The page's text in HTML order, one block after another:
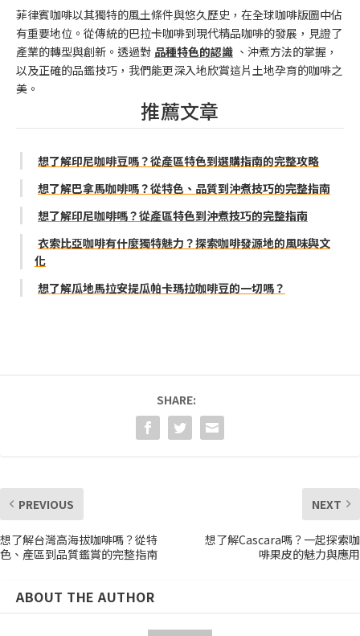
菲律賓咖啡以其獨特的風土條件與悠久歷史，在全球咖啡版圖中佔
有重要地位。從傳統的巴拉卡咖啡到現代精品咖啡的發展，見證了
產業的轉型與創新。透過對 品種特色的認識 、沖煮方法的掌握，
以及正確的品鑑技巧，我們能更深入地欣賞這片土地孕育的咖啡之
美。
推薦文章
想了解印尼咖啡豆嗎？從產區特色到選購指南的完整攻略
想了解巴拿馬咖啡嗎？從特色、品質到沖煮技巧的完整指南
想了解印尼咖啡嗎？從產區特色到沖煮技巧的完整指南
衣索比亞咖啡有什麼獨特魅力？探索咖啡發源地的風味與文
化
想了解瓜地馬拉安提瓜帕卡瑪拉咖啡豆的一切嗎？
SHARE:
PREVIOUS
想了解台灣高海拔咖啡嗎？從特
色、產區到品質鑑賞的完整指南
NEXT
想了解Cascara嗎？一起探索咖
啡果皮的魅力與應用
ABOUT THE AUTHOR